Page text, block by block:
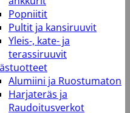
Popniitit
Pultit ja kansiruuvit
Yleis-, kate- ja
terassiruuvit
Alumiini ja Ruostumaton
Harjateräs ja
Raudoitusverkot